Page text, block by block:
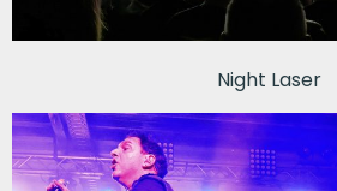
Night Laser